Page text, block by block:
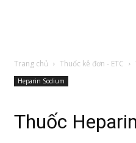
Trang chủ Thuốc kê đơn - ETC
Heparin Sodium
Thuốc